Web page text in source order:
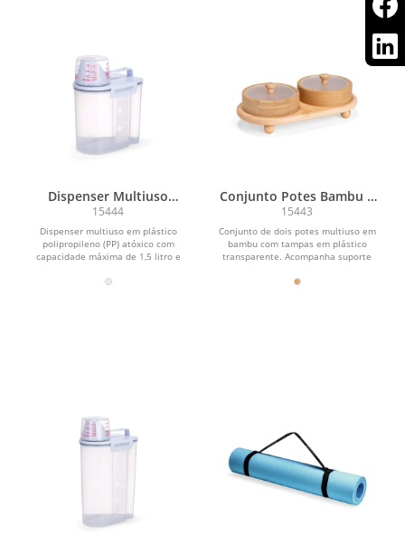
Dispenser Multiuso
Plástico 1,5L
15444
Dispenser multiuso em plástico
polipropileno (PP) atóxico com
capacidade máxima de 1,5 litro e
Conjunto Potes Bambu 2
Peças
15443
Conjunto de dois potes multiuso em
bambu com tampas em plástico
transparente. Acompanha suporte